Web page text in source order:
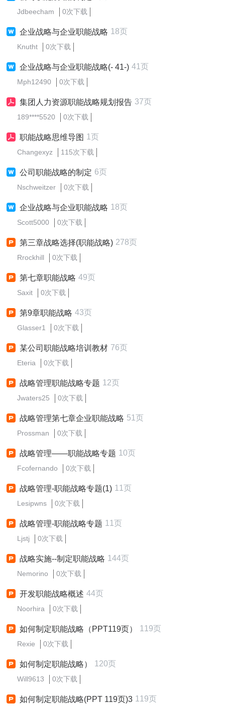
Jdbeecham 0次下载
企业战略与企业职能战略 18页
Knutht 0次下载
企业战略与企业职能战略(- 41-) 41页
Mph12490 0次下载
集团人力资源职能战略规划报告 37页
189****5520 0次下载
职能战略思维导图 1页
Changexyz 115次下载
公司职能战略的制定 6页
Nschweitzer 0次下载
企业战略与企业职能战略 18页
Scott5000 0次下载
第三章战略选择(职能战略) 278页
Rrockhill 0次下载
第七章职能战略 49页
Saxit 0次下载
第9章职能战略 43页
Glasser1 0次下载
某公司职能战略培训教材 76页
Eteria 0次下载
战略管理职能战略专题 12页
Jwaters25 0次下载
战略管理第七章企业职能战略 51页
Prossman 0次下载
战略管理——职能战略专题 10页
Fcofernando 0次下载
战略管理-职能战略专题(1) 11页
Lesipwns 0次下载
战略管理-职能战略专题 11页
Ljstj 0次下载
战略实施--制定职能战略 144页
Nemorino 0次下载
开发职能战略概述 44页
Noorhira 0次下载
如何制定职能战略（PPT119页） 119页
Rexie 0次下载
如何制定职能战略） 120页
Will9613 0次下载
如何制定职能战略(PPT 119页)3 119页